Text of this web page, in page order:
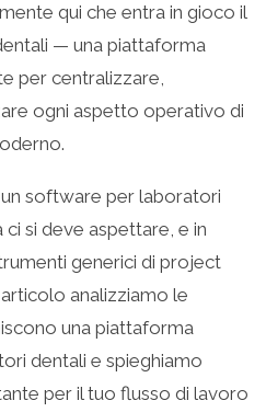
qui che entra in gioco il
— una piattaforma
per centralizzare,
ogni aspetto operativo di
software per laboratori
si deve aspettare, e in
generici di project
analizziamo le
una piattaforma
dentali e spieghiamo
per il tuo flusso di lavoro